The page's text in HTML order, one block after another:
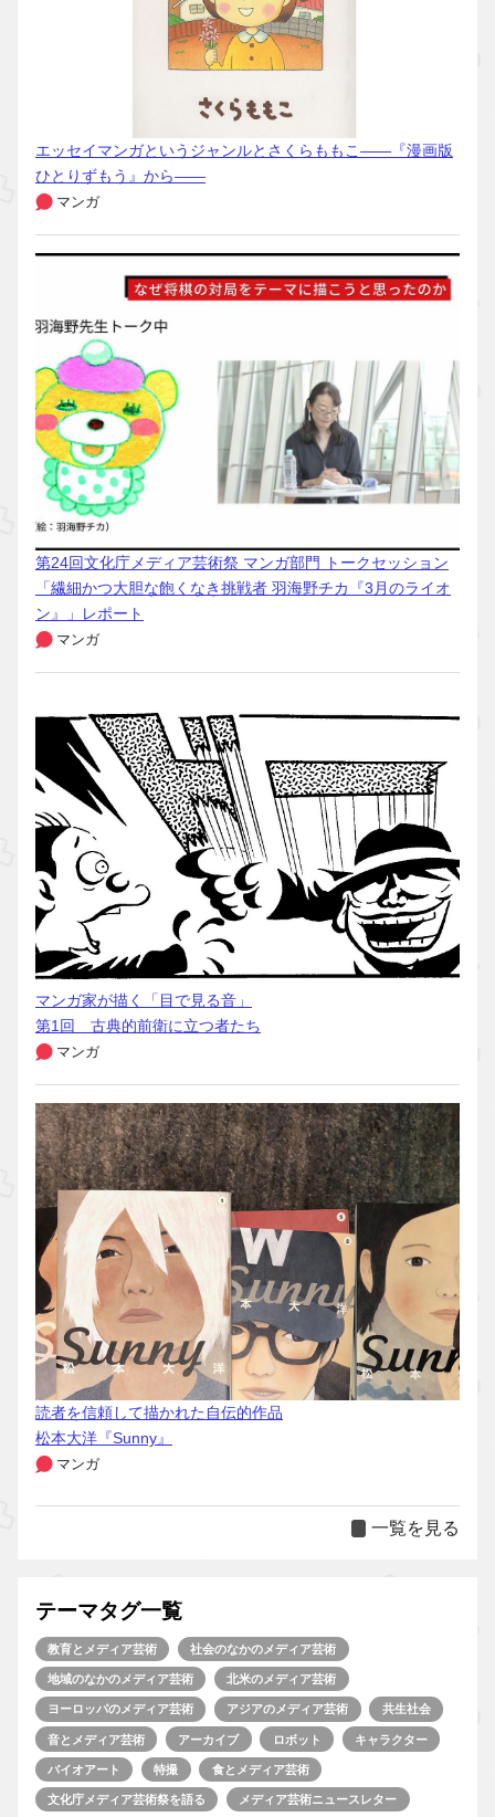
エッセイマンガというジャンルとさくらももこ――『漫画版
ひとりずもう』から――
マンガ
第24回文化庁メディア芸術祭 マンガ部門 トークセッション
「繊細かつ大胆な飽くなき挑戦者 羽海野チカ『3月のライオ
ン』」レポート
マンガ
マンガ家が描く「目で見る音」
第1回 古典的前衛に立つ者たち
マンガ
読者を信頼して描かれた自伝的作品
松本大洋『Sunny』
マンガ
一覧を見る
テーマタグ一覧
教育とメディア芸術 社会のなかのメディア芸術
地域のなかのメディア芸術 北米のメディア芸術
ヨーロッパのメディア芸術 アジアのメディア芸術 共生社会
音とメディア芸術 アーカイブ ロボット キャラクター
バイオアート 特撮 食とメディア芸術
文化庁メディア芸術祭を語る メディア芸術ニュースレター